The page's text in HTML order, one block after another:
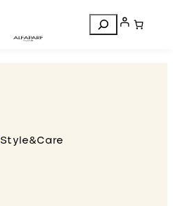
Search
Style&Care